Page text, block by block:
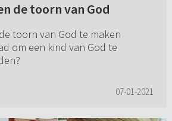
de toorn van God
toorn van God te maken
om een kind van God te
07-01-2021